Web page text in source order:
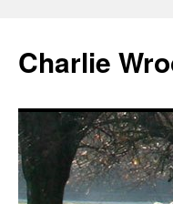
springen
Charlie